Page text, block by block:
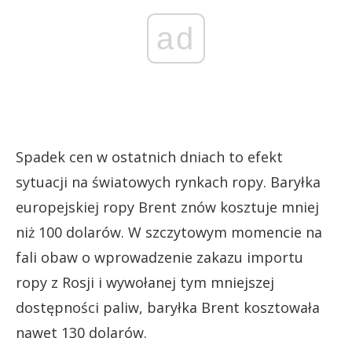
ad
Spadek cen w ostatnich dniach to efekt
sytuacji na światowych rynkach ropy. Baryłka
europejskiej ropy Brent znów kosztuje mniej
niż 100 dolarów. W szczytowym momencie na
fali obaw o wprowadzenie zakazu importu
ropy z Rosji i wywołanej tym mniejszej
dostępności paliw, baryłka Brent kosztowała
nawet 130 dolarów.